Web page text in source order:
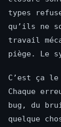
types
qu’ils ne
travail
piège. Le
C’est ça
Chaque
bug, du
quelque